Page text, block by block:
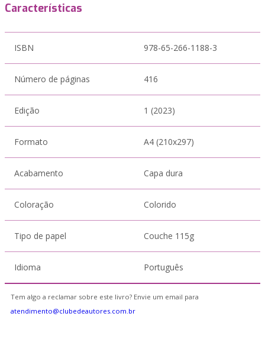
Características
ISBN 978-65-266-1188-3
Número de páginas 416
Edição 1 (2023)
Formato A4 (210x297)
Acabamento Capa dura
Coloração Colorido
Tipo de papel Couche 115g
Idioma Português
Tem algo a reclamar sobre este livro? Envie um email para
atendimento@clubedeautores.com.br